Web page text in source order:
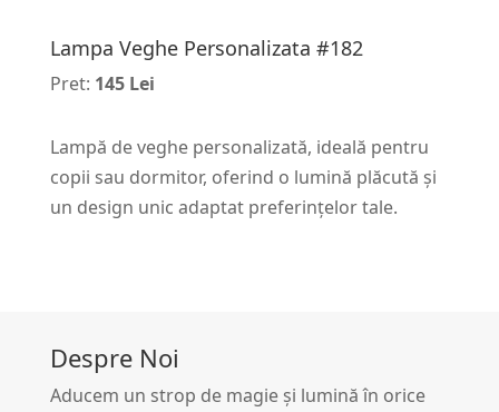
Lampa Veghe Personalizata #182
Pret: 145 Lei
Lampă de veghe personalizată, ideală pentru
copii sau dormitor, oferind o lumină plăcută și
un design unic adaptat preferințelor tale.
Despre Noi
Aducem un strop de magie și lumină în orice